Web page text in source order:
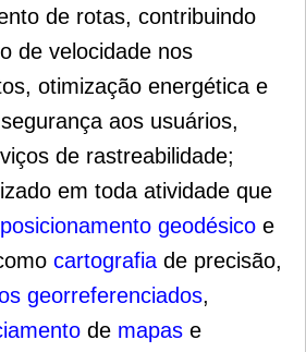
de rotas, contribuindo
de velocidade nos
otimização energética e
aos usuários,
de rastreabilidade;
em toda atividade que
posicionamento geodésico e
cartografia de precisão,
georreferenciados,
de mapas e